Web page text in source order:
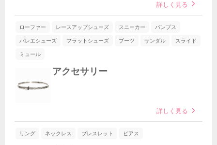
詳しく見る
ローファー レースアップシューズ スニーカー パンプス
バレエシューズ フラットシューズ ブーツ サンダル スライド
ミュール
アクセサリー
詳しく見る
リング ネックレス ブレスレット ピアス